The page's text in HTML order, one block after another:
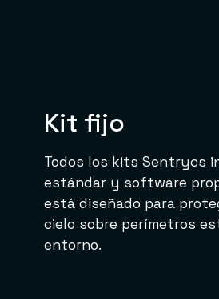
Kit fijo
Todos los kits Sentrycs
estándar y software
está diseñado para
cielo sobre perímetros
entorno.